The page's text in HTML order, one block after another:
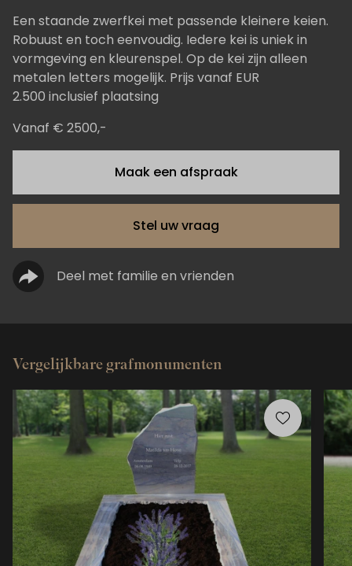
Een staande zwerfkei met passende kleinere keien.
Robuust en toch eenvoudig. Iedere kei is uniek in
vormgeving en kleurenspel. Op de kei zijn alleen
metalen letters mogelijk. Prijs vanaf EUR
2.500 inclusief plaatsing
Vanaf € 2500,-
Maak een afspraak
Stel uw vraag
Deel met familie en vrienden
Vergelijkbare grafmonumenten